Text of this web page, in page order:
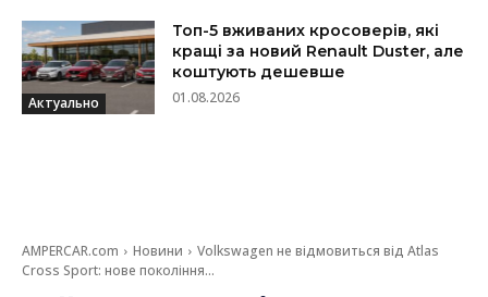
Актуально
Топ-5 вживаних кросоверів, які
кращі за новий Renault Duster, але
коштують дешевше
01.08.2026